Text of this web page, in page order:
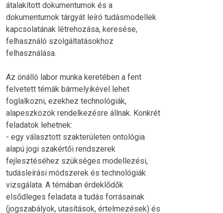
átalakított dokumentumok és a
dokumentumok tárgyát leíró tudásmodellek
kapcsolatának létrehozása, keresése,
felhasználó szolgáltatásokhoz
felhasználása.
Az önálló labor munka keretében a fent
felvetett témák bármelyikével lehet
foglalkozni, ezekhez technológiák,
alapeszközök rendelkezésre állnak. Konkrét
feladatok lehetnek:
- egy választott szakterületen ontológia
alapú jogi szakértői rendszerek
fejlesztéséhez szükséges modellezési,
tudásleírási módszerek és technológiák
vizsgálata. A témában érdeklődők
elsődleges feladata a tudás forrásainak
(jogszabályok, utasítások, értelmezések) és